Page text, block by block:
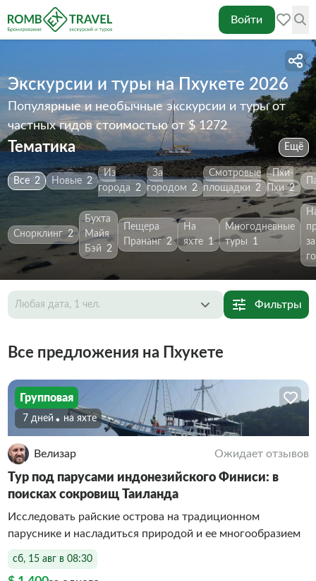
Войти
Экскурсии и туры на Пхукете 2026
Популярные и необычные экскурсии и туры от
частных гидовстоимостью от $ 1272
Тематика Ещё
Все 2 Новые 2
Из
города 2
За
городом 2
Смотровые
площадки 2
Пхи-
Пхи 2
Снорклинг 2
Бухта
Майя
Бэй 2
Пещера
Прананг
2
На
яхте
1
Многодневные
туры
1
за
Любая дата, 1 чел. Фильтры
Все предложения на Пхукете
Групповая
7 дней На яхте
Велизар Ожидает отзывов
Тур под парусами индонезийского Финиси: в
поисках сокровищ Таиланда
Исследовать райские острова на традиционном
паруснике и насладиться природой и ее многообразием
сб, 15 авг в 08:30